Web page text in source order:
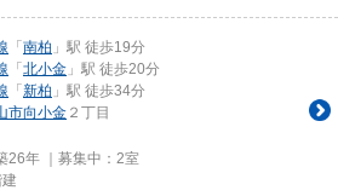
「 南柏 」駅 徒歩19分
「 北小金 」駅 徒歩20分
「 新柏 」駅 徒歩34分
市向小金 ２丁目
26年 ｜募集中： 2室